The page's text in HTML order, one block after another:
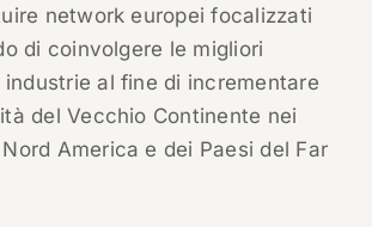
network europei focalizzati
di coinvolgere le migliori
al fine di incrementare
del Vecchio Continente nei
America e dei Paesi del Far